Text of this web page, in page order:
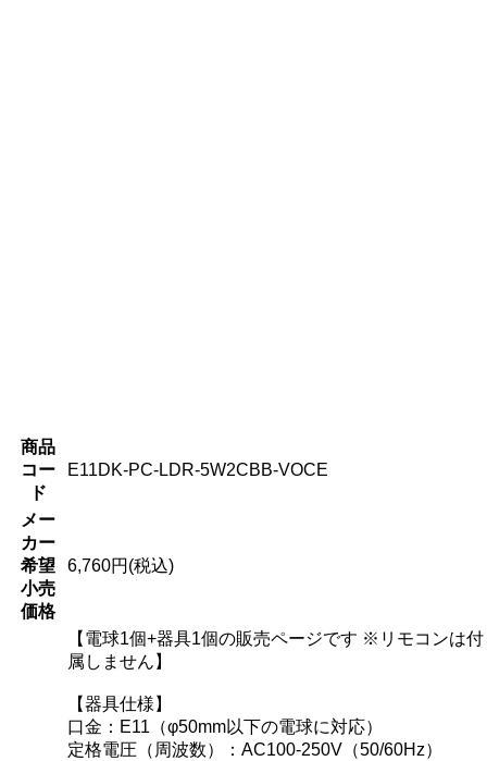
商品
コー
ド
E11DK-PC-LDR-5W2CBB-VOCE
メー
カー
希望
小売
価格
6,760円(税込)
【電球1個+器具1個の販売ページです ※リモコンは付
属しません】
【器具仕様】
口金：E11（φ50mm以下の電球に対応）
定格電圧（周波数）：AC100-250V（50/60Hz）